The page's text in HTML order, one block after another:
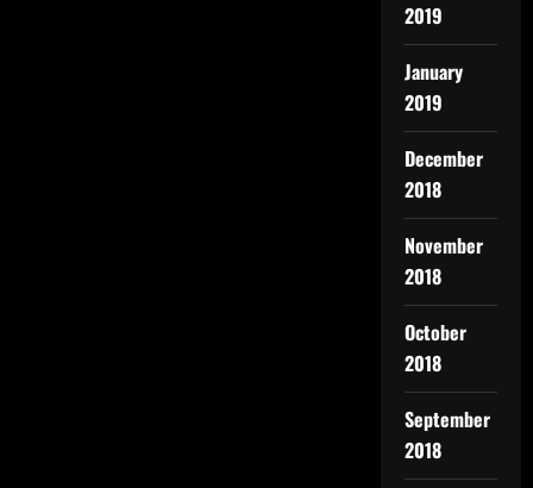
2019
January
2019
December
2018
November
2018
October
2018
September
2018